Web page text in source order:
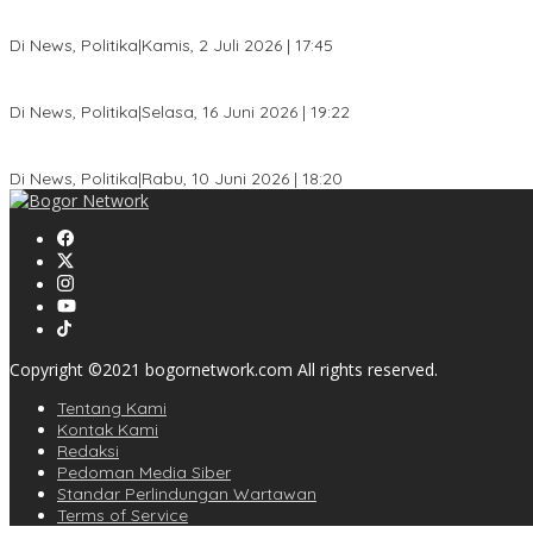
Di News, Politika|Kamis, 2 Juli 2026 | 17:45
Di News, Politika|Selasa, 16 Juni 2026 | 19:22
Di News, Politika|Rabu, 10 Juni 2026 | 18:20
Copyright ©2021 bogornetwork.com All rights reserved.
Tentang Kami
Kontak Kami
Redaksi
Pedoman Media Siber
Standar Perlindungan Wartawan
Terms of Service